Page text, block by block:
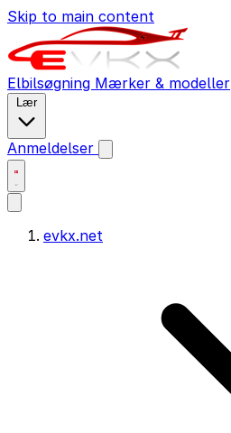
Skip to main content
Elbilsøgning Mærker & modeller
Lær
Anmeldelser
evkx.net